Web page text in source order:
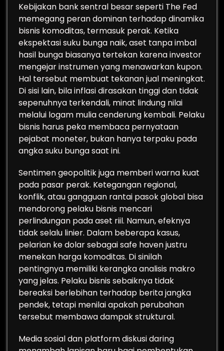
Kebijakan bank sentral besar seperti The Fed
memegang peran dominan terhadap dinamika
bisnis komoditas, termasuk perak. Ketika
ekspektasi suku bunga naik, aset tanpa imbal
hasil bunga biasanya tertekan karena investor
mengejar instrumen yang menawarkan kupon.
Hal tersebut membuat tekanan jual meningkat.
Di sisi lain, bila inflasi dirasakan tinggi dan tidak
sepenuhnya terkendali, minat lindung nilai
melalui logam mulia cenderung kembali. Pelaku
bisnis harus peka membaca pernyataan
pejabat moneter, bukan hanya terpaku pada
angka suku bunga saat ini.
Sentimen geopolitik juga memberi warna kuat
pada pasar perak. Ketegangan regional,
konflik, atau gangguan rantai pasok global bisa
mendorong pelaku bisnis mencari
perlindungan pada aset riil. Namun, efeknya
tidak selalu linier. Dalam beberapa kasus,
pelarian ke dolar sebagai safe haven justru
menekan harga komoditas. Di sinilah
pentingnya memiliki kerangka analisis makro
yang jelas. Pelaku bisnis sebaiknya tidak
bereaksi berlebihan terhadap berita jangka
pendek, tetapi menilai apakah perubahan
tersebut membawa dampak struktural.
Media sosial dan platform diskusi daring